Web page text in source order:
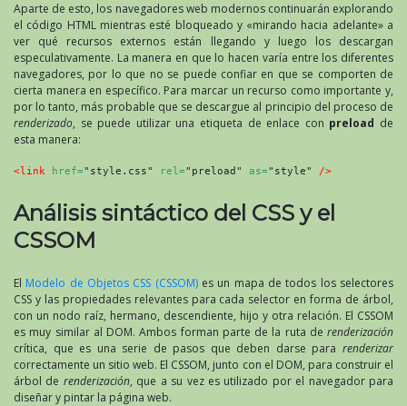
Aparte de esto, los navegadores web modernos continuarán explorando
el código HTML mientras esté bloqueado y «mirando hacia adelante» a
ver qué recursos externos están llegando y luego los descargan
especulativamente. La manera en que lo hacen varía entre los diferentes
navegadores, por lo que no se puede confiar en que se comporten de
cierta manera en específico. Para marcar un recurso como importante y,
por lo tanto, más probable que se descargue al principio del proceso de
renderizado, se puede utilizar una etiqueta de enlace con preload de
esta manera:
<link href="style.css" rel="preload" as="style" />
Análisis sintáctico del CSS y el
CSSOM
El Modelo de Objetos CSS (CSSOM)es un mapa de todos los selectores
CSS y las propiedades relevantes para cada selector en forma de árbol,
con un nodo raíz, hermano, descendiente, hijo y otra relación. El CSSOM
es muy similar al DOM. Ambos forman parte de la ruta de renderización
crítica, que es una serie de pasos que deben darse para renderizar
correctamente un sitio web. El CSSOM, junto con el DOM, para construir el
árbol de renderización, que a su vez es utilizado por el navegador para
diseñar y pintar la página web.